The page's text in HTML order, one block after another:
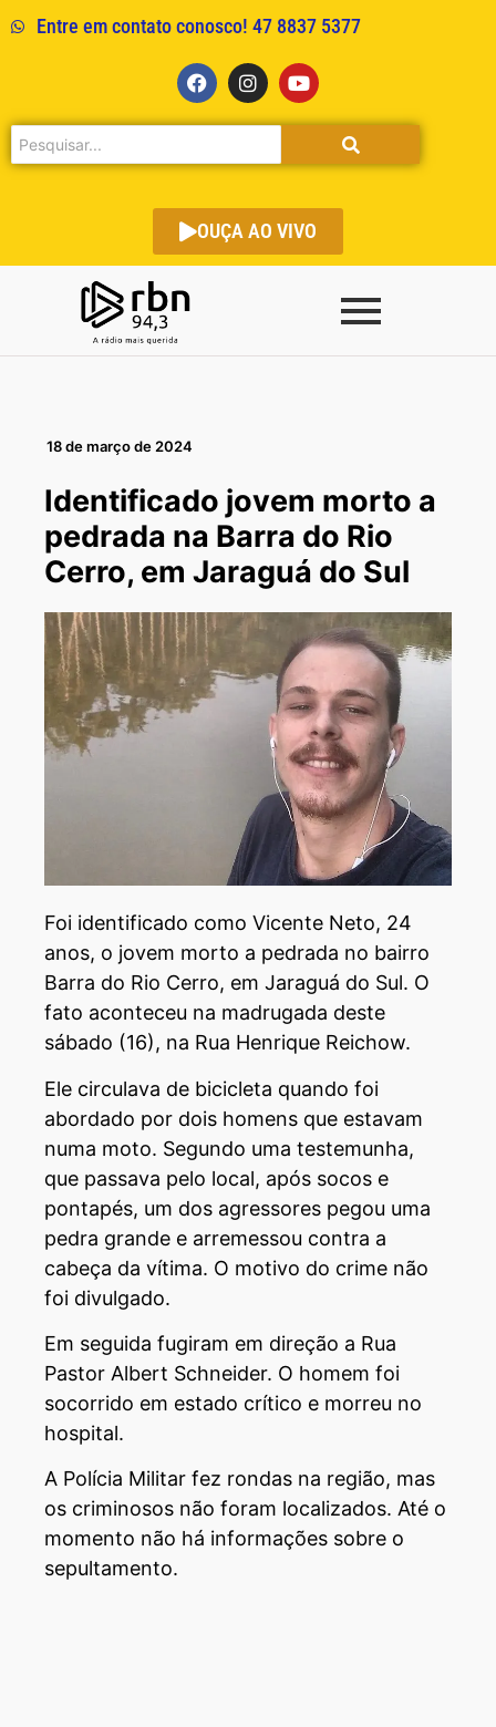
Entre em contato conosco! 47 8837 5377
OUÇA AO VIVO
18 de março de 2024
Identificado jovem morto a
pedrada na Barra do Rio
Cerro, em Jaraguá do Sul
Foi identificado como Vicente Neto, 24
anos, o jovem morto a pedrada no bairro
Barra do Rio Cerro, em Jaraguá do Sul. O
fato aconteceu na madrugada deste
sábado (16), na Rua Henrique Reichow.
Ele circulava de bicicleta quando foi
abordado por dois homens que estavam
numa moto. Segundo uma testemunha,
que passava pelo local, após socos e
pontapés, um dos agressores pegou uma
pedra grande e arremessou contra a
cabeça da vítima. O motivo do crime não
foi divulgado.
Em seguida fugiram em direção a Rua
Pastor Albert Schneider. O homem foi
socorrido em estado crítico e morreu no
hospital.
A Polícia Militar fez rondas na região, mas
os criminosos não foram localizados. Até o
momento não há informações sobre o
sepultamento.